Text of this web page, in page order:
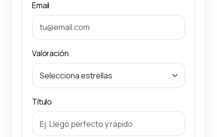
Email
Valoración
Título